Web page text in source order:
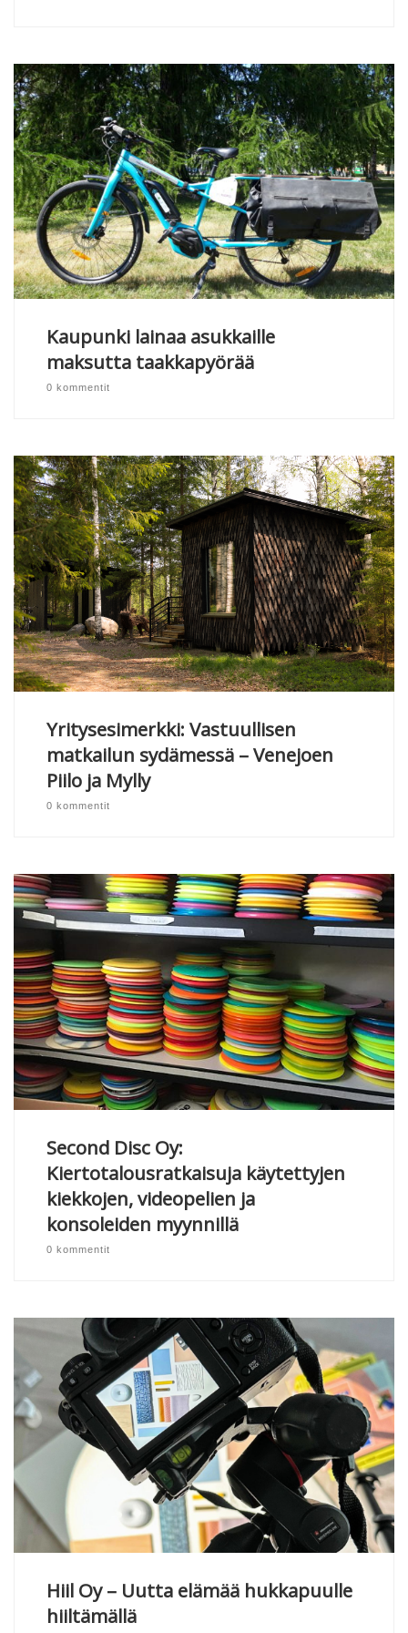
Kaupunki lainaa asukkaille
maksutta taakkapyörää
0 kommentit
Yritysesimerkki: Vastuullisen
matkailun sydämessä – Venejoen
Piilo ja Mylly
0 kommentit
Second Disc Oy:
Kiertotalousratkaisuja käytettyjen
kiekkojen, videopelien ja
konsoleiden myynnillä
0 kommentit
Hiil Oy – Uutta elämää hukkapuulle
hiiltämällä